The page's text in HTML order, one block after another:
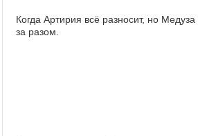
Когда Артирия всё разносит, но
за разом.